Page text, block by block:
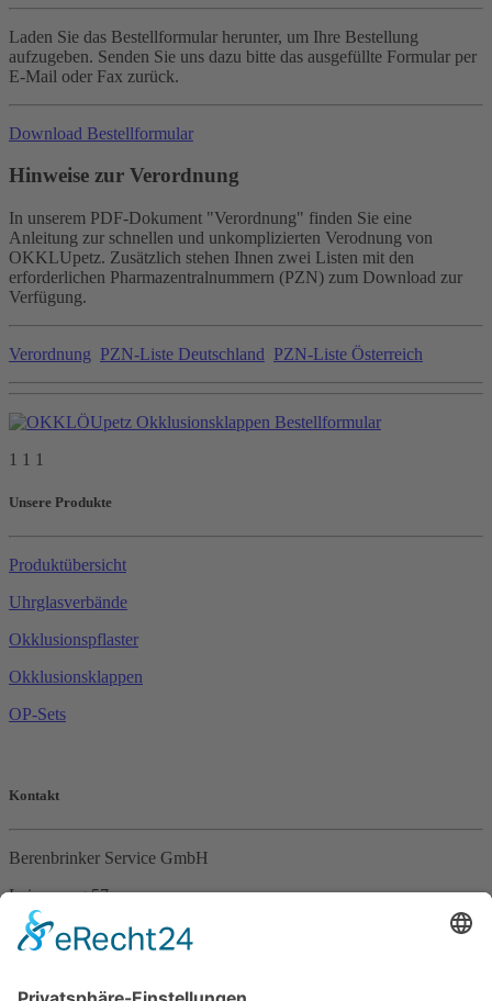
Laden Sie das Bestellformular herunter, um Ihre Bestellung
aufzugeben. Senden Sie uns dazu bitte das ausgefüllte Formular per
E-Mail oder Fax zurück.
Download Bestellformular
Hinweise zur Verordnung
In unserem PDF-Dokument "Verordnung" finden Sie eine
Anleitung zur schnellen und unkomplizierten Verodnung von
OKKLUpetz. Zusätzlich stehen Ihnen zwei Listen mit den
erforderlichen Pharmazentralnummern (PZN) zum Download zur
Verfügung.
Verordnung PZN-Liste Deutschland PZN-Liste Österreich
1 1 1
Unsere Produkte
Produktübersicht
Uhrglasverbände
Okklusionspflaster
Okklusionsklappen
OP-Sets
Kontakt
Berenbrinker Service GmbH
Leinenweg 57
33415 Verl